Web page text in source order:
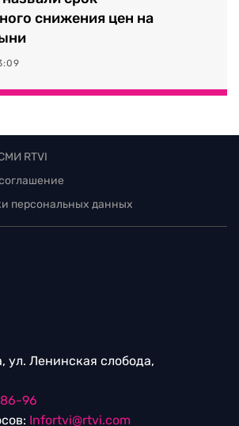
снижения цен на
RTVI
персональных данных
ул. Ленинская слобода,
96
Infortvi@rtvi.com